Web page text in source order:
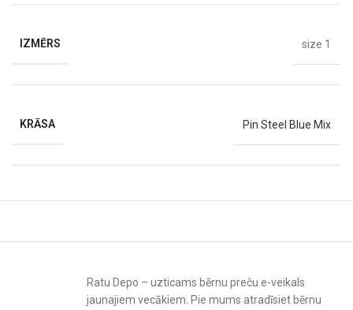
mitruma uzkrāšanās. Visi materiāli ir100% pārtikas kvalitātes,
1400+A2
IZMĒRS size 1
KRĀSA Pin Steel Blue Mix
VECUMS 0-6 M
Ratu Depo – uzticams bērnu preču e-veikals
jaunajiem vecākiem. Pie mums atradīsiet bērnu